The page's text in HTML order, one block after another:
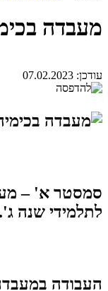
מעבדה
עודכן: 07.02.2023
סמסטר א'–
לתלמידי שנה ג'.
העבודה